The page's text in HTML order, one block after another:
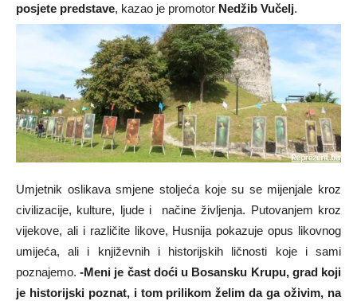
posjete predstave, kazao je promotor Nedžib Vučelj.
Umjetnik oslikava smjene stoljeća koje su se mijenjale kroz
civilizacije, kulture, ljude i načine življenja. Putovanjem kroz
vijekove, ali i različite likove, Husnija pokazuje opus likovnog
umijeća, ali i književnih i historijskih ličnosti koje i sami
poznajemo.-Meni je čast doći u Bosansku Krupu, grad koji
je historijski poznat, i tom prilikom želim da ga oživim, na